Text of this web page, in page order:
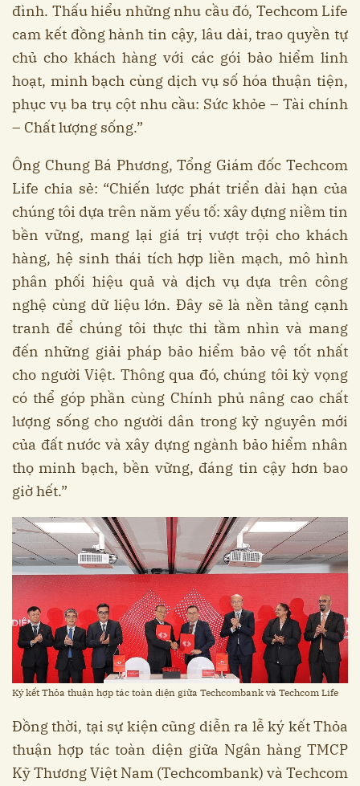
đình. Thấu hiểu những nhu cầu đó, Techcom Life
cam kết đồng hành tin cậy, lâu dài, trao quyền tự
chủ cho khách hàng với các gói bảo hiểm linh
hoạt, minh bạch cùng dịch vụ số hóa thuận tiện,
phục vụ ba trụ cột nhu cầu: Sức khỏe – Tài chính
– Chất lượng sống.”
Ông Chung Bá Phương, Tổng Giám đốc Techcom
Life chia sẻ: “Chiến lược phát triển dài hạn của
chúng tôi dựa trên năm yếu tố: xây dựng niềm tin
bền vững, mang lại giá trị vượt trội cho khách
hàng, hệ sinh thái tích hợp liền mạch, mô hình
phân phối hiệu quả và dịch vụ dựa trên công
nghệ cùng dữ liệu lớn. Đây sẽ là nền tảng cạnh
tranh để chúng tôi thực thi tầm nhìn và mang
đến những giải pháp bảo hiểm bảo vệ tốt nhất
cho người Việt. Thông qua đó, chúng tôi kỳ vọng
có thể góp phần cùng Chính phủ nâng cao chất
lượng sống cho người dân trong kỷ nguyên mới
của đất nước và xây dựng ngành bảo hiểm nhân
thọ minh bạch, bền vững, đáng tin cậy hơn bao
giờ hết.”
Ký kết Thỏa thuận hợp tác toàn diện giữa Techcombank và Techcom Life
Đồng thời, tại sự kiện cũng diễn ra lễ ký kết Thỏa
thuận hợp tác toàn diện giữa Ngân hàng TMCP
Kỹ Thương Việt Nam (Techcombank) và Techcom